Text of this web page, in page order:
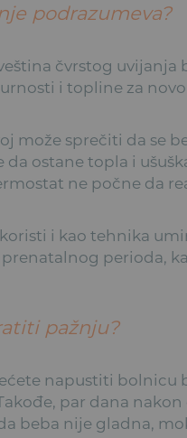
podrazumeva?
čvrstog
i topline za
može sprečiti da se
da ostane topla i
ne počne da
i kao tehnika
perioda,
pažnju?
napustiti bolnicu
par dana
beba nije gladna,